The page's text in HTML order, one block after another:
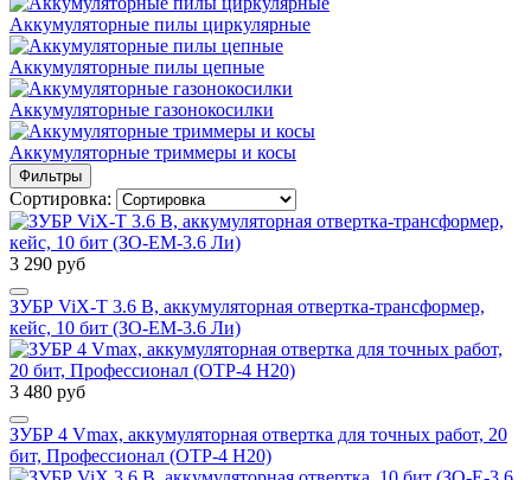
Аккумуляторные пилы циркулярные
Аккумуляторные пилы цепные
Аккумуляторные газонокосилки
Аккумуляторные триммеры и косы
Фильтры
Сортировка:
3 290 руб
ЗУБР ViX-T 3.6 В, аккумуляторная отвертка-трансформер,
кейс, 10 бит (ЗО-ЕМ-3.6 Ли)
3 480 руб
ЗУБР 4 Vmax, аккумуляторная отвертка для точных работ, 20
бит, Профессионал (ОТР-4 Н20)